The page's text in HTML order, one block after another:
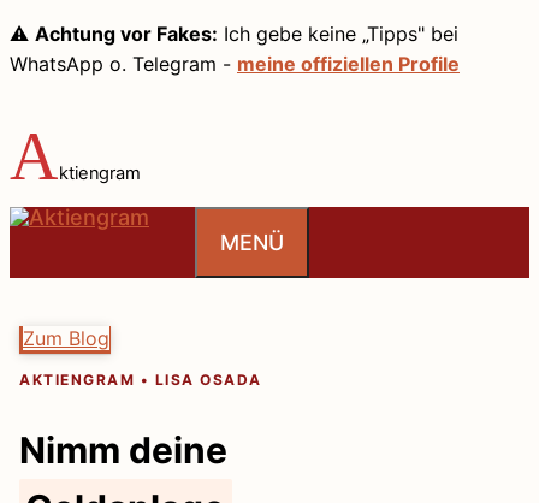
Zum
Inhalt
⚠️ Achtung vor Fakes: Ich gebe keine „Tipps" bei
WhatsApp o. Telegram - meine offiziellen Profile
Aktiengram
MENÜ
Zum Blog
AKTIENGRAM • LISA OSADA
Nimm deine